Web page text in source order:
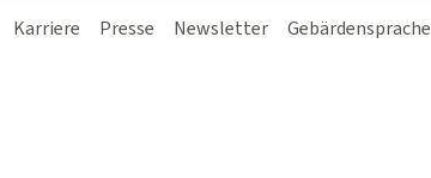
Karriere Presse Newsletter Gebärdensprache